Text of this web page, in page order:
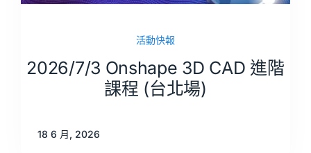
活動快報
2026/7/3 Onshape 3D CAD 進階
課程 (台北場)
18 6 月, 2026